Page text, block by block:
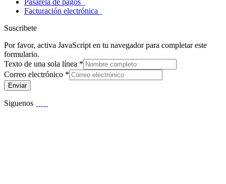
Pasarela de pagos
Facturación electrónica
Suscribete
Por favor, activa JavaScript en tu navegador para completar este
formulario.
Texto de una sola línea *
Correo electrónico *
Enviar
Siguenos